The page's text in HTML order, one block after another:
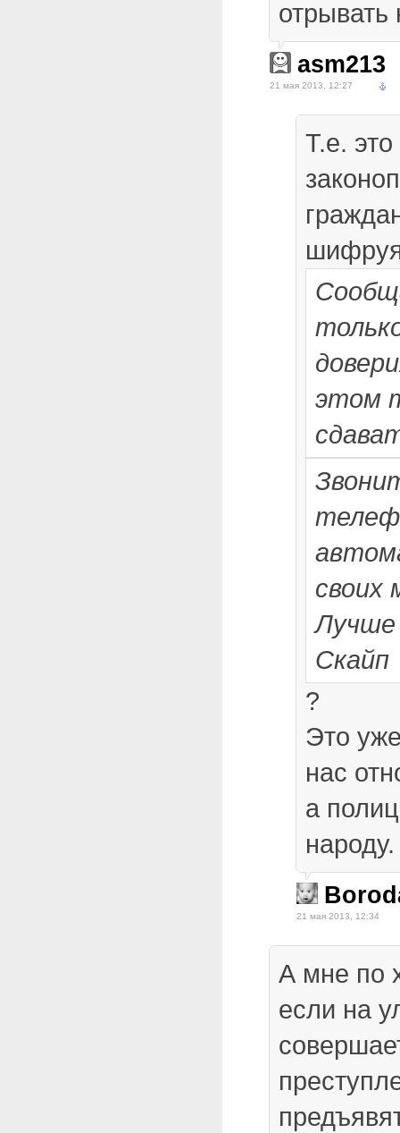
asm213
21 мая 2013, 12:27
Т.е.
этом
своих
Лучше
Скайп
?
Это
нас
а
народу.
21 мая 2013, 12:34
А мне по
если на